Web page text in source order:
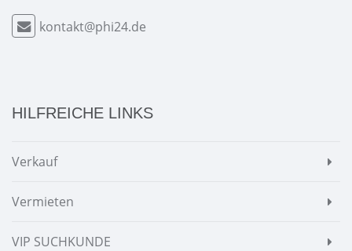
kontakt@phi24.de
HILFREICHE LINKS
Verkauf
Vermieten
VIP SUCHKUNDE